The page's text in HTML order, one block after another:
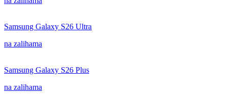
Samsung Galaxy S26 Ultra
na zalihama
Samsung Galaxy S26 Plus
na zalihama